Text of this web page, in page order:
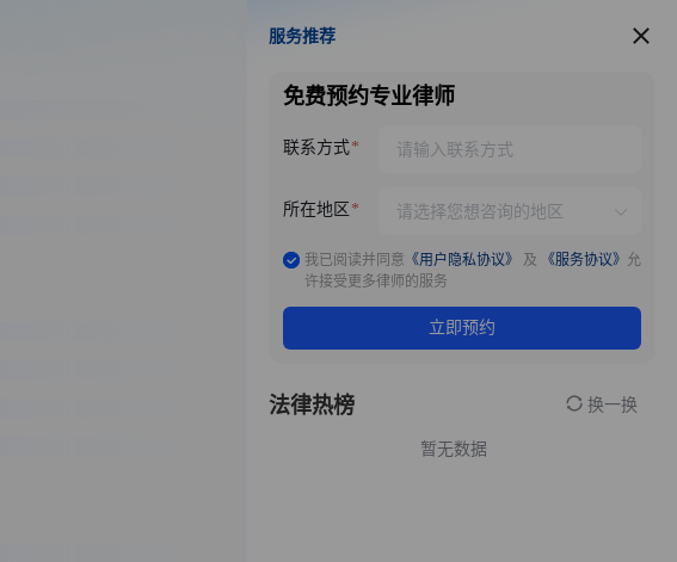
服务推荐
服务推荐
免费预约专业律师
联系方式
所在地区
我已阅读并同意 《用户隐私协议》 及 《服务协议》 允
许接受更多律师的服务
立即预约
法律热榜 换一换
暂无数据